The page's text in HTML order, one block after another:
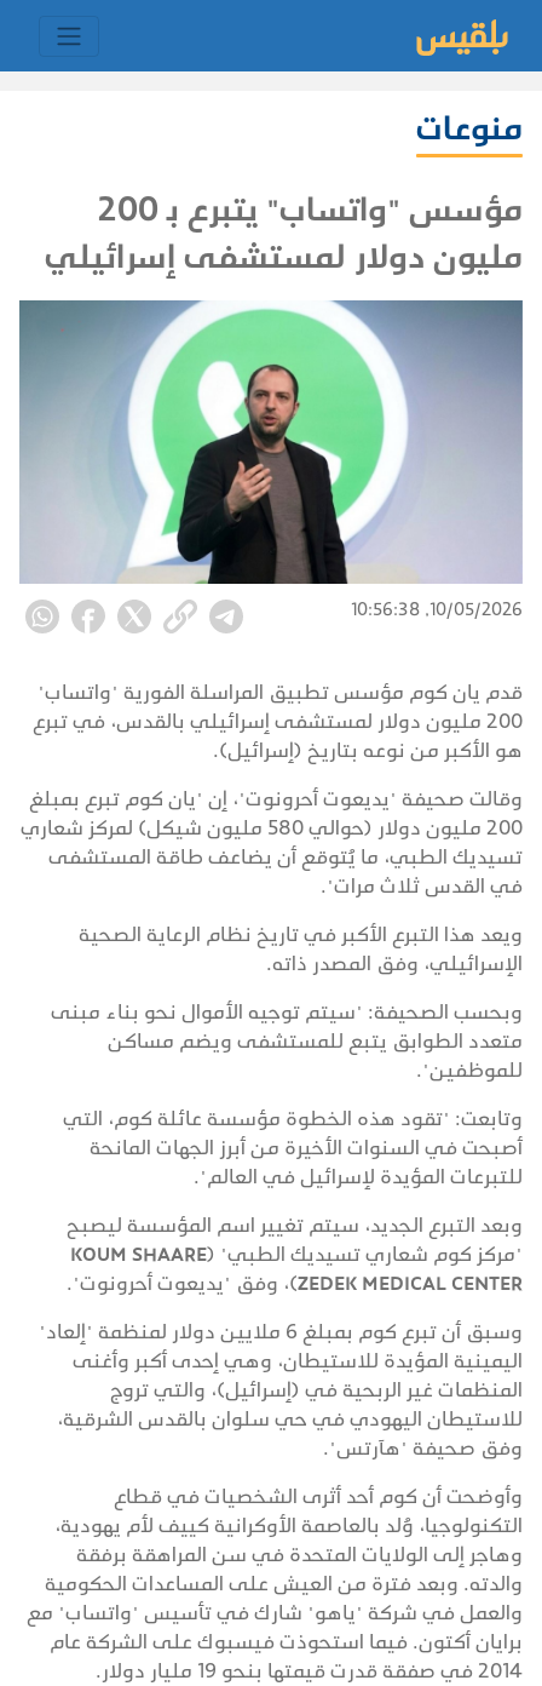
منوعات
مؤسس "واتساب" يتبرع بـ 200
مليون دولار لمستشفى إسرائيلي
10/05/2026, 10:56:38
قدم يان كوم مؤسس تطبيق المراسلة الفورية "واتساب"
200 مليون دولار لمستشفى إسرائيلي بالقدس، في تبرع
هو الأكبر من نوعه بتاريخ (إسرائيل).
وقالت صحيفة "يديعوت أحرونوت"، إن "يان كوم تبرع بمبلغ
200 مليون دولار (حوالي 580 مليون شيكل) لمركز شعاري
تسيديك الطبي، ما يُتوقع أن يضاعف طاقة المستشفى
في القدس ثلاث مرات".
ويعد هذا التبرع الأكبر في تاريخ نظام الرعاية الصحية
الإسرائيلي، وفق المصدر ذاته.
وبحسب الصحيفة: "سيتم توجيه الأموال نحو بناء مبنى
متعدد الطوابق يتبع للمستشفى ويضم مساكن
للموظفين".
وتابعت: "تقود هذه الخطوة مؤسسة عائلة كوم، التي
أصبحت في السنوات الأخيرة من أبرز الجهات المانحة
للتبرعات المؤيدة لإسرائيل في العالم".
وبعد التبرع الجديد، سيتم تغيير اسم المؤسسة ليصبح
"مركز كوم شعاري تسيديك الطبي" (KOUM SHAARE
ZEDEK MEDICAL CENTER)، وفق "يديعوت أحرونوت".
وسبق أن تبرع كوم بمبلغ 6 ملايين دولار لمنظمة "إلعاد"
اليمينية المؤيدة للاستيطان، وهي إحدى أكبر وأغنى
المنظمات غير الربحية في (إسرائيل)، والتي تروج
للاستيطان اليهودي في حي سلوان بالقدس الشرقية،
وفق صحيفة "هآرتس".
وأوضحت أن كوم أحد أثرى الشخصيات في قطاع
التكنولوجيا، وُلد بالعاصمة الأوكرانية كييف لأم يهودية،
وهاجر إلى الولايات المتحدة في سن المراهقة برفقة
والدته. وبعد فترة من العيش على المساعدات الحكومية
والعمل في شركة "ياهو" شارك في تأسيس "واتساب" مع
برايان أكتون. فيما استحوذت فيسبوك على الشركة عام
2014 في صفقة قدرت قيمتها بنحو 19 مليار دولار.